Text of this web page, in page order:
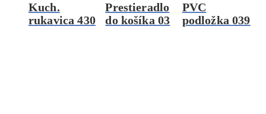
Kuch.
rukavica 430
Prestieradlo
do košíka 03
PVC
podložka 039